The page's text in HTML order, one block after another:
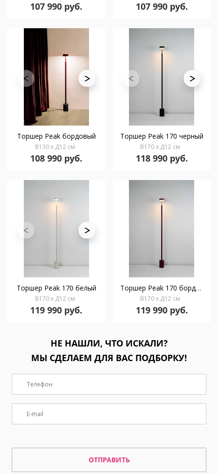
107 990 руб. 107 990 руб.
Торшер Peak бордовый
В130 x Д12 см
108 990 руб.
Торшер Peak 170 черный
В170 x Д12 см
118 990 руб.
Торшер Peak 170 белый
В170 x Д12 см
119 990 руб.
Торшер Peak 170 бордовый
В170 x Д12 см
119 990 руб.
НЕ НАШЛИ, ЧТО ИСКАЛИ?
МЫ СДЕЛАЕМ ДЛЯ ВАС ПОДБОРКУ!
ОТПРАВИТЬ